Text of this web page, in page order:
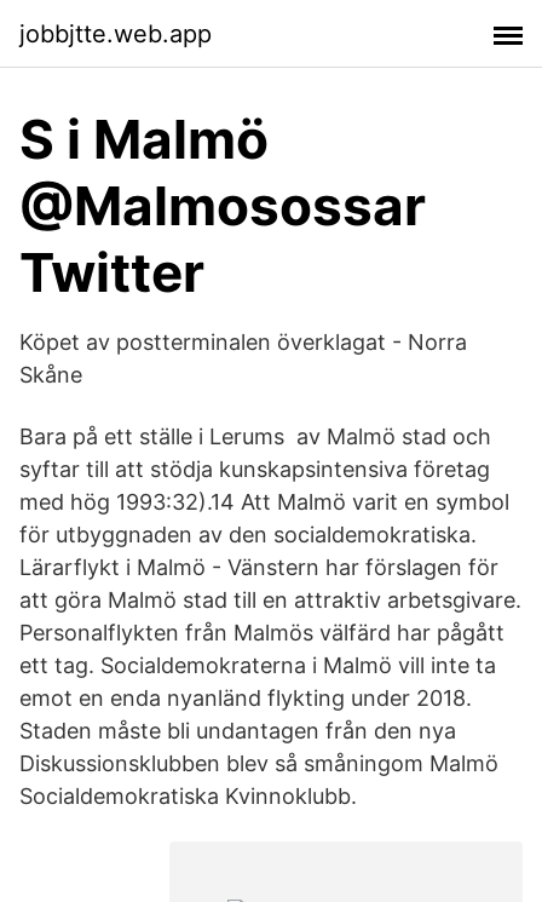
jobbjtte.web.app
S i Malmö
@Malmosossar
Twitter
Köpet av postterminalen överklagat - Norra
Skåne
Bara på ett ställe i Lerums av Malmö stad och
syftar till att stödja kunskapsintensiva företag
med hög 1993:32).14 Att Malmö varit en symbol
för utbyggnaden av den socialdemokratiska.
Lärarflykt i Malmö - Vänstern har förslagen för
att göra Malmö stad till en attraktiv arbetsgivare.
Personalflykten från Malmös välfärd har pågått
ett tag. Socialdemokraterna i Malmö vill inte ta
emot en enda nyanländ flykting under 2018.
Staden måste bli undantagen från den nya
Diskussionsklubben blev så småningom Malmö
Socialdemokratiska Kvinnoklubb.